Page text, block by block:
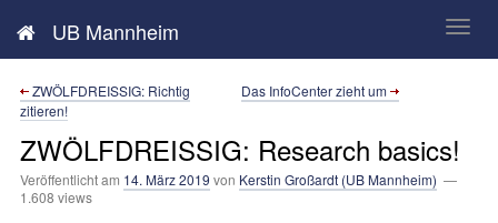
UB Mannheim
Neues aus der UB Mannheim
ZWÖLFDREISSIG: Richtig
zitieren!
Das InfoCenter zieht um
ZWÖLFDREISSIG: Research basics!
Veröffentlicht am 14. März 2019 von Kerstin Großardt (UB Mannheim) —
1.608 views